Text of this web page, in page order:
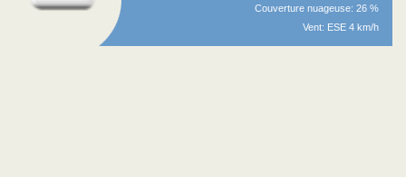
Couverture nuageuse: 26 %
Vent: ESE 4 km/h